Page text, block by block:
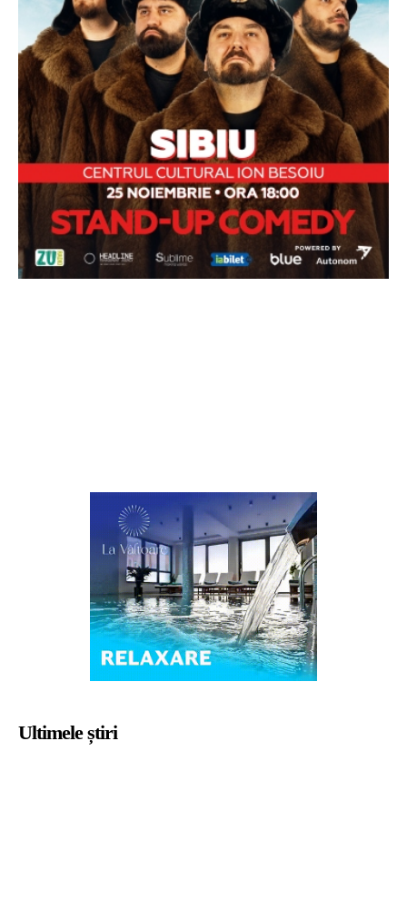
Ultimele știri